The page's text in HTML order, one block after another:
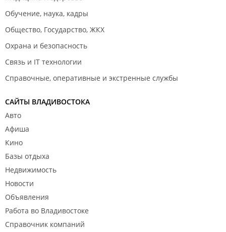
Обучение, наука, кадры
Общество, Государство, ЖКХ
Охрана и безопасность
Связь и IT технологии
Справочные, оперативные и экстренные службы
САЙТЫ ВЛАДИВОСТОКА
Авто
Афиша
Кино
Базы отдыха
Недвижимость
Новости
Объявления
Работа во Владивостоке
Справочник компаний